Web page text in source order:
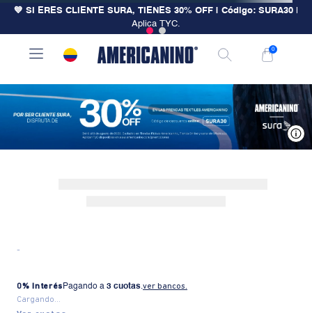
💙 SI ERES CLIENTE SURA, TIENES 30% OFF | Código: SURA30
Aplica TYC.
0
-
0% Interés Pagando a 3 cuotas.ver bancos.
Cargando...